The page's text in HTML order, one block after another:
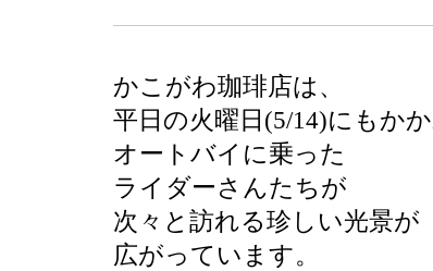
かこがわ珈琲店は、
平日の火曜日(5/14)にもかか
オートバイに乗った
ライダーさんたちが
次々と訪れる珍しい光景が
広がっています。